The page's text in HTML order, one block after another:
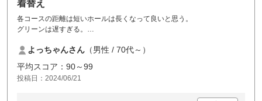
着替え
各コースの距離は短いホールは長くなって良いと思う。
グリーンは遅すぎる。
ッカーに入れておいてほしい。
よっちゃんさん （男性 / 70代～）
平均スコア：90～99
投稿日：2024/06/21